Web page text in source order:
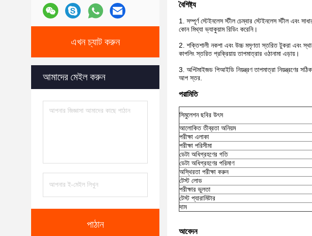
এখন চ্যাট করুন
আমাদের মেইল করুন
পাঠান
বৈশিষ্ট্য
1. সম্পূর্ণ স্টেইনলেস স্টীল চেম্বার স্টেইনলেস স্টীল এবং
কোন মিথ্যা ভ্যাকুয়াম রিডিং করেনি।
2. শক্তিশালী নকশা এবং উচ্চ মসৃণতা স্তরিত টুকরা এবং
কাপলিং স্তরিত প্রক্রিয়ায় তাপমাত্রার ওঠানামা এড়ায়।
3. অপ্টিমাইজড পিআইডি নিয়ন্ত্রণ তাপমাত্রা নিয়ন্ত্রণের
আপ স্তর.
পরামিতি
সিমুলেশন ছবির উৎস
আলোকিত তীব্রতা অনিয়ম
পরীক্ষা এলাকা
পরীক্ষা পরিসীমা
ডেটা অধিগ্রহণের গতি
ডেটা অধিগ্রহণের পরিমাণ
অস্থিরতা পরীক্ষা করুন
টেস্ট লোড
পরীক্ষার ভুলতা
টেস্ট প্যারামিটার
দাম
আবেদন